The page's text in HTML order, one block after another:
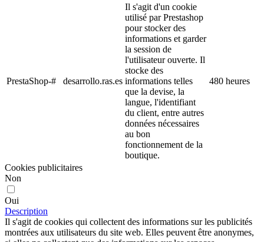
PrestaShop-# desarrollo.ras.es
Il s'agit d'un cookie
utilisé par Prestashop
pour stocker des
informations et garder
la session de
l'utilisateur ouverte. Il
stocke des
informations telles
que la devise, la
langue, l'identifiant
du client, entre autres
données nécessaires
au bon
fonctionnement de la
boutique.
480 heures
Cookies publicitaires
Non
Oui
Description
Il s'agit de cookies qui collectent des informations sur les publicités
montrées aux utilisateurs du site web. Elles peuvent être anonymes,